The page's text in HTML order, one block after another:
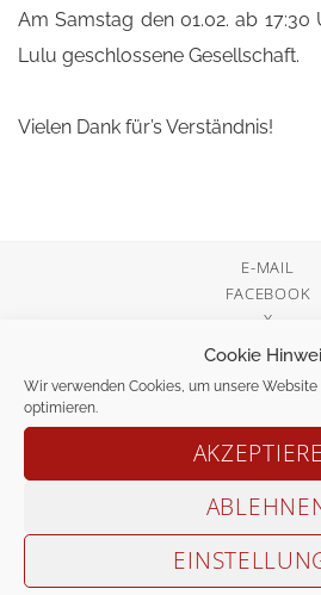
Cookie
Wir verwenden Cookies, um unsere
optimieren.
Am Samstag den 01.02. ab
Lulu geschlossene Gesellschaft.
Vielen Dank für’s Verständnis!
E-MAIL
FACEBOOK
X
Elno Betriebsgesellschaft UG
In der Steinriede 12
Öffnungszeiten